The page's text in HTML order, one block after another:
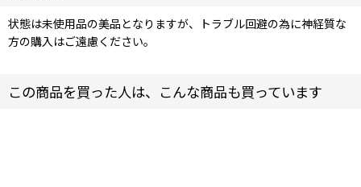
状態は未使用品の美品となりますが、トラブル回避の為に神経質な
方の購入はご遠慮ください。
この商品を買った人は、こんな商品も買っています